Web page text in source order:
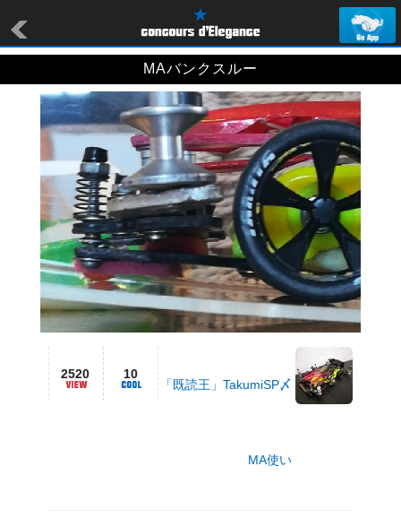
MAバンクスルー
2520 10
「既読王」TakumiSP〆
MA使い